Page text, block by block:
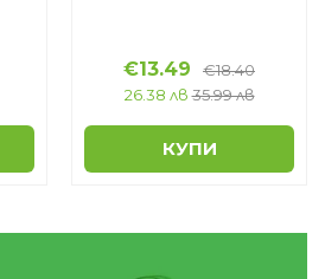
€13.49 €18.40
26.38 лв 35.99 лв
КУПИ